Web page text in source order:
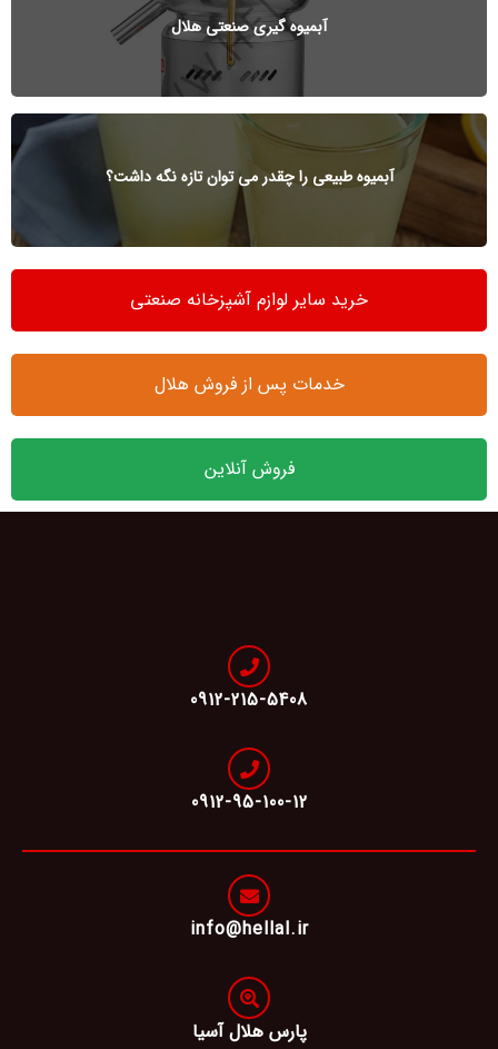
آبمیوه گیری صنعتی هلال
آبمیوه طبیعی را چقدر می توان تازه نگه داشت؟
خرید سایر لوازم آشپزخانه صنعتی
خدمات پس از فروش هلال
فروش آنلاین
پارس هلال آسیا
0912-215-5408
0912-95-100-12
info@hellal.ir